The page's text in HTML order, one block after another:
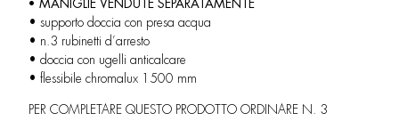
• MANIGLIE VENDUTE SEPARATAMENTE
• supporto doccia con presa acqua
• n.3 rubinetti d’arresto
• doccia con ugelli anticalcare
• flessibile chromalux 1500 mm
PER COMPLETARE QUESTO PRODOTTO ORDINARE N. 3